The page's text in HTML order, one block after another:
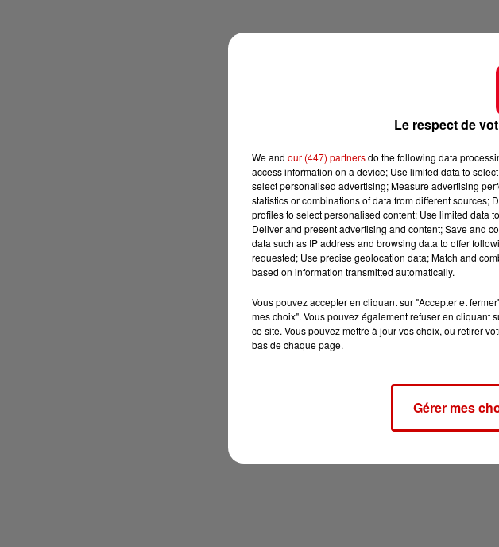
Le respect de
We and our (447) partnersdo the following data
access information on a device; Use limited data to
select personalised advertising; Measure advertising
statistics or combinations of data from different sources;
profiles to select personalised content; Use limited data
Deliver and present advertising and content; Save and
data such as IP address and browsing data to offer
requested; Use precise geolocation data; Match and
based on information transmitted automatically.
Vous pouvez accepter en cliquant sur "Accepter et
mes choix". Vous pouvez également refuser en cliquant
ce site. Vous pouvez mettre à jour vos choix, ou retirer
bas de chaque page.
Gérer mes